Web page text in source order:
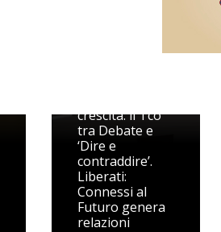
crescita: il Tco
tra Debate e
‘Dire e
contraddire’.
Liberati:
Connessi al
Futuro genera
relazioni